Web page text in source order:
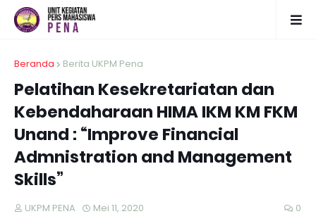
Beranda Berita UKPM Pena
Pelatihan Kesekretariatan dan
Kebendaharaan HIMA IKM KM FKM
Unand : “Improve Financial
Admnistration and Management
Skills”
UKPM PENA Mei 11, 2020 0